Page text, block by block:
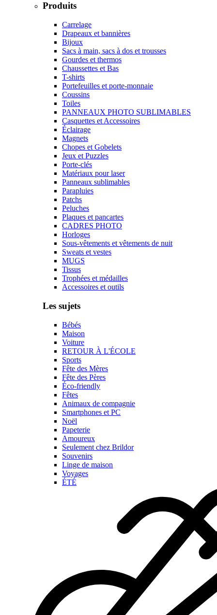
Produits
Carrelage
Drapeaux et bannières
Bijoux
Sacs à main, sacs à dos et trousses
Gourdes et thermos
Chaussettes et Bas
T-shirts
Portefeuilles et porte-monnaie
Coussins
Toiles
PANNEAUX PHOTO SUBLIMABLES
Casquettes et Accessoires
Éclairage
Magnets
Chopes et Gobelets
Jeux et Puzzles
Porte-clés
Matériaux pour laser
Panneaux sublimables
Parapluies
Patchs
Peluches
Plaques et pancartes
CADRES PHOTO
Horloges
Sous-vêtements et vêtements de nuit
Sweats et vestes
MUGS
Tissus
Trophées et médailles
Accessoires et outils
Les sujets
Bébés
Maison
Voiture
RETOUR À L'ÉCOLE
Sports
Fête des Mères
Fête des Pères
Éco-friendly
Fêtes
Animaux de compagnie
Smartphones et PC
Noël
Papeterie
Amoureux
Seulement chez Brildor
Souvenirs
Linge de maison
Voyages
ÉTÉ